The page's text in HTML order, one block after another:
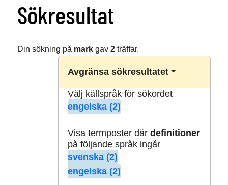
Sökresultat
Din sökning på markgav 2träffar.
Avgränsa sökresultatet
Välj källspråk för sökordet
engelska (2)
Visa termposter där definitioner
på följande språk ingår
svenska (2)
engelska (2)